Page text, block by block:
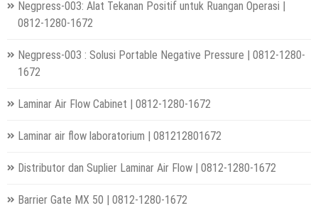
Negpress-003: Alat Tekanan Positif untuk Ruangan Operasi |
0812-1280-1672
Negpress-003 : Solusi Portable Negative Pressure | 0812-1280-
1672
Laminar Air Flow Cabinet | 0812-1280-1672
Laminar air flow laboratorium | 081212801672
Distributor dan Suplier Laminar Air Flow | 0812-1280-1672
Barrier Gate MX 50 | 0812-1280-1672